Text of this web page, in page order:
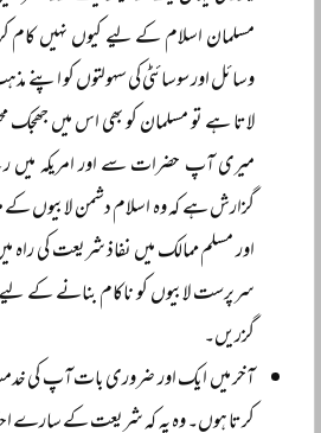
مسلمان اسلام کے لیے کیوں نہیں کام
وسائل اور سوسائٹی کی سہولتوں کو اپنے
لاتا ہے تو مسلمان کو بھی اس میں جھجک
میری آپ حضرات سے اور امریکہ میں
گزارش ہے کہ وہ اسلام دشمن لابیوں کے
اور مسلم ممالک میں نفاذ شریعت کی
سرپرست لابیوں کو ناکام بنانے کے
گزریں۔
آخر میں ایک اور ضروری بات آپ کی
کرتا ہوں۔ وہ یہ کہ شریعت کے سارے